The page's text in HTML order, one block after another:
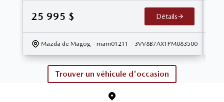
25 995 $ Détails
Mazda de Magog - mam01211 - 3VV8B7AX1PM083500
Trouver un véhicule d'occasion